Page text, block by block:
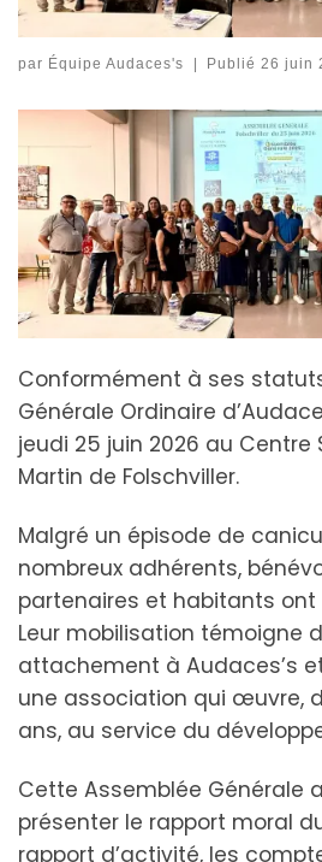
par Équipe Audaces's | Publié 26 juin
Conformément à ses
Générale Ordinaire
jeudi 25 juin 2026 au Centre
Martin de Folschviller.
Malgré un épisode de
nombreux adhérents,
partenaires et habitants ont
Leur mobilisation témoigne
attachement à Audaces’s
une association qui œuvre,
ans, au service du
Cette Assemblée Générale
présenter le rapport moral
rapport d’activité, les